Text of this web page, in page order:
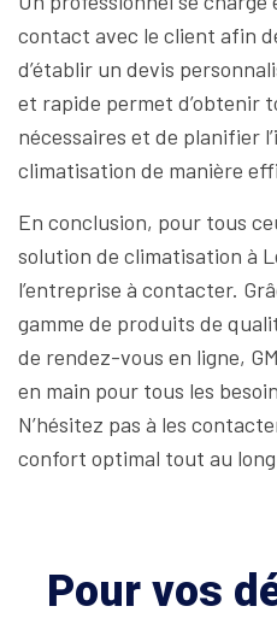
contact avec le client afin
d’établir un devis
et rapide permet d’obtenir
nécessaires et de planifier
climatisation de manière
En conclusion, pour tous
solution de climatisation à
l’entreprise à contacter.
gamme de produits de
de rendez-vous en ligne,
en main pour tous les
N’hésitez pas à les
confort optimal tout au long
Pour vos